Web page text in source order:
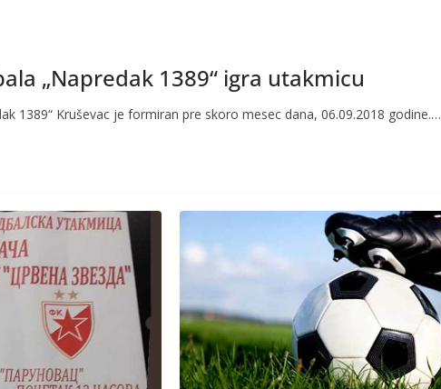
„Napredak 1389“ igra utakmicu
1389“ Kruševac je formiran pre skoro mesec dana, 06.09.2018 godine.…